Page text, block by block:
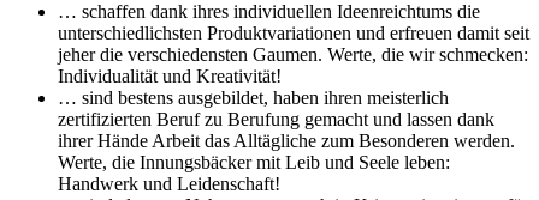
… schaffen dank ihres individuellen Ideenreichtums die
unterschiedlichsten Produktvariationen und erfreuen damit seit
jeher die verschiedensten Gaumen. Werte, die wir schmecken:
Individualität und Kreativität!
… sind bestens ausgebildet, haben ihren meisterlich
zertifizierten Beruf zu Berufung gemacht und lassen dank
ihrer Hände Arbeit das Alltägliche zum Besonderen werden.
Werte, die Innungsbäcker mit Leib und Seele leben:
Handwerk und Leidenschaft!